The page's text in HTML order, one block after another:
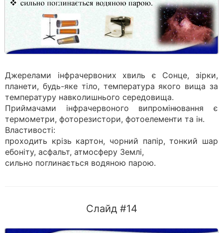
Джерелами інфрачер­воних хвиль є Сонце, зірки,
планети, будь-яке тіло, температура якого вища за
температуру навколишнього середовища.
Приймачами інфрачервоного випромінювання є
термоме­три, фоторезистори, фотоелементи та ін.
Властивості:
проходить крізь картон, чорний папір, тонкий шар
ебоніту, асфальт, атмосферу Землі,
сильно по­глинається водяною парою.
Слайд #14